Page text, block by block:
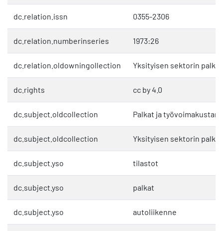
dc.relation.issn 0355-2306
dc.relation.numberinseries 1973:26
dc.relation.oldowningollection Yksityisen sektorin palkat
dc.rights cc by 4.0
dc.subject.oldcollection Palkat ja
dc.subject.oldcollection Yksityisen sektorin palkat
dc.subject.yso tilastot
dc.subject.yso palkat
dc.subject.yso autoliikenne